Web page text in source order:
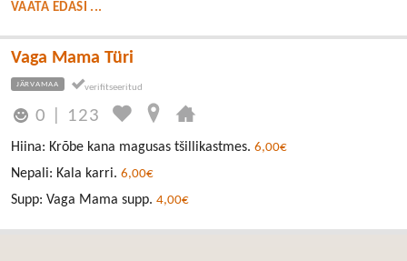
VAATA EDASI ...
Vaga Mama Türi
JÄRVAMAA
0 123
Hiina: Krõbe kana magusas tšillikastmes. 6,00€
Nepali: Kala karri. 6,00€
Supp: Vaga Mama supp. 4,00€